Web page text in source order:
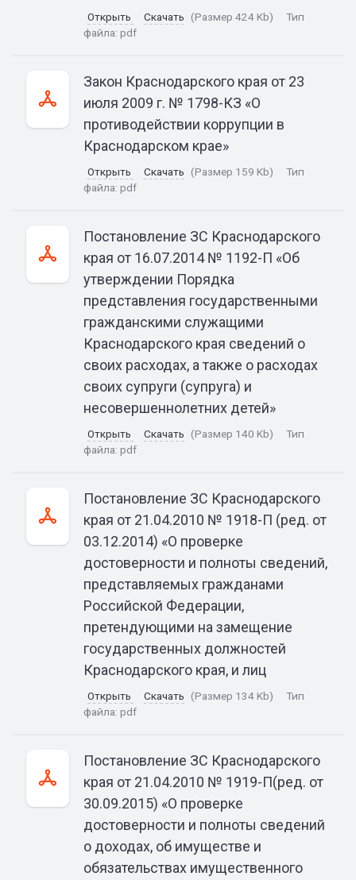
Открыть Скачать (Размер 424 Kb)
Тип
файла: pdf
Закон Краснодарского края от 23
июля 2009 г. № 1798-КЗ «О
противодействии коррупции в
Краснодарском крае»
Открыть Скачать (Размер 159 Kb)
Тип
файла: pdf
Постановление ЗС Краснодарского
края от 16.07.2014 № 1192-П «Об
утверждении Порядка
представления государственными
гражданскими служащими
Краснодарского края сведений о
своих расходах, а также о расходах
своих супруги (супруга) и
несовершеннолетних детей»
Открыть Скачать (Размер 140 Kb)
Тип
файла: pdf
Постановление ЗС Краснодарского
края от 21.04.2010 № 1918-П (ред. от
03.12.2014) «О проверке
достоверности и полноты сведений,
представляемых гражданами
Российской Федерации,
претендующими на замещение
государственных должностей
Краснодарского края, и лиц
Открыть Скачать (Размер 134 Kb)
Тип
файла: pdf
Постановление ЗС Краснодарского
края от 21.04.2010 № 1919-П(ред. от
30.09.2015) «О проверке
достоверности и полноты сведений
о доходах, об имуществе и
обязательствах имущественного